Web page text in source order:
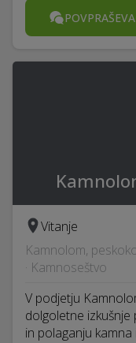
Vitanje
Kamnolom,
· Kamnoseštvo
V podjetju
dolgoletne izkušnje
in polaganju